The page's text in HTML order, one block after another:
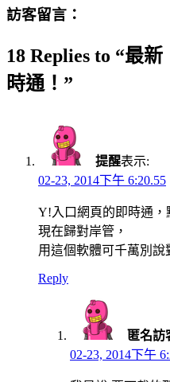
訪客留言：
18 Replies to “最
時通！”
提醒表示:
02-23, 2014下午 6:20.55
Y!入口網頁的即時通，
現在歸對岸管，
用這個軟體可千萬別說
Reply
匿名訪
02-23, 2014下午